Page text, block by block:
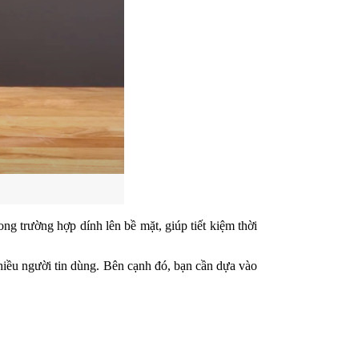
trường hợp dính lên bề mặt, giúp tiết kiệm thời
người tin dùng. Bên cạnh đó, bạn cần dựa vào